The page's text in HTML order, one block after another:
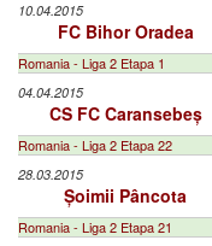
10.04.2015
FC Bihor Oradea
Romania - Liga 2 Etapa 1
04.04.2015
CS FC Caransebeș
Romania - Liga 2 Etapa 22
28.03.2015
Șoimii Pâncota
Romania - Liga 2 Etapa 21